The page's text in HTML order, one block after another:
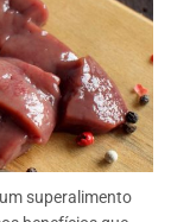
superalimento